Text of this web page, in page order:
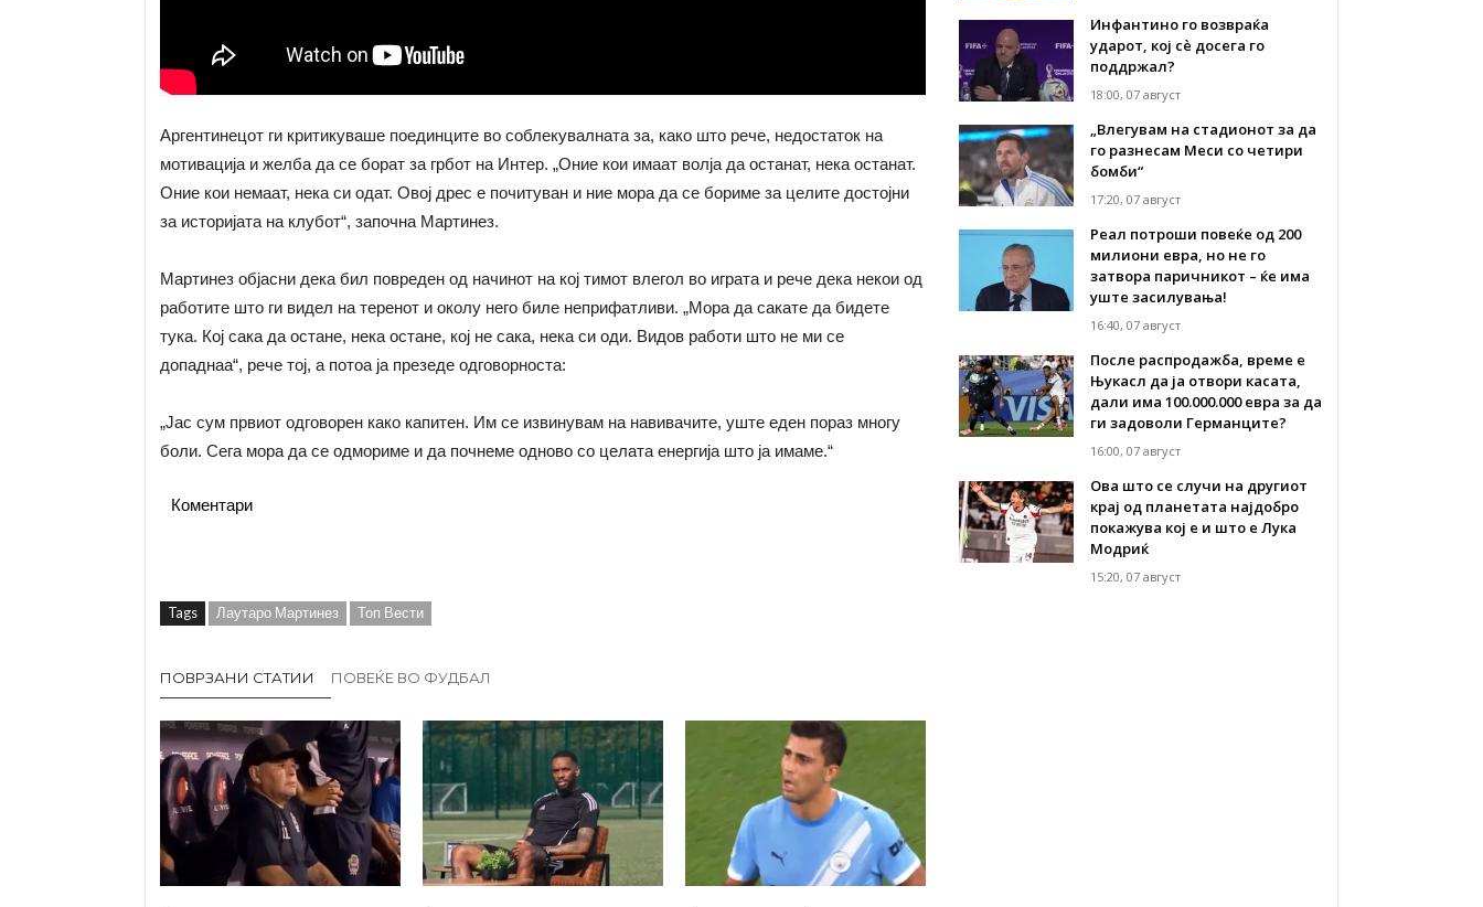
Аргентинецот ги критикуваше поединците во соблекувалната за, како што рече, недостаток на
мотивација и желба да се борат за грбот на Интер. „Оние кои имаат волја да останат, нека останат.
Оние кои немаат, нека си одат. Овој дрес е почитуван и ние мора да се бориме за целите достојни
за историјата на клубот“, започна Мартинез.
Мартинез објасни дека бил повреден од начинот на кој тимот влегол во играта и рече дека некои од
работите што ги видел на теренот и околу него биле неприфатливи. „Мора да сакате да бидете
тука. Кој сака да остане, нека остане, кој не сака, нека си оди. Видов работи што не ми се
допаднаа“, рече тој, а потоа ја презеде одговорноста:
„Јас сум првиот одговорен како капитен. Им се извинувам на навивачите, уште еден пораз многу
боли. Сега мора да се одмориме и да почнеме одново со целата енергија што ја имаме.“
Коментари
Tags Лаутаро Мартинез Топ Вести
ПОВРЗАНИ СТАТИИ ПОВЕЌЕ ВО ФУДБАЛ
Инфантино го возвраќа
ударот, кој сè досега го
поддржал?
18:00, 07 август
„Влегувам на стадионот за да
го разнесам Меси со четири
бомби“
17:20, 07 август
Реал потроши повеќе од 200
милиони евра, но не го
затвора паричникот – ќе има
уште засилувања!
16:40, 07 август
После распродажба, време е
Њукасл да ја отвори касата,
дали има 100.000.000 евра за да
ги задоволи Германците?
16:00, 07 август
Ова што се случи на другиот
крај од планетата најдобро
покажува кој е и што е Лука
Модриќ
15:20, 07 август